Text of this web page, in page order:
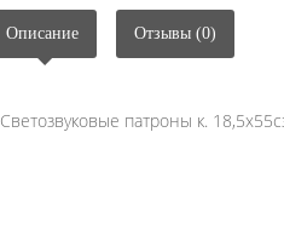
Описание Отзывы (0)
Светозвуковые патроны к.